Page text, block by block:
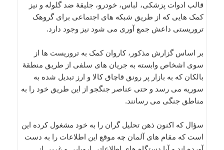
قالب ادوات پزشکی، لباس، خودرو، جلیقۀ ضد گلوله و نیز
کمک هایی که از طریق شبکه های اجتماعی برای گروهک
تروریستی داعش جمع آوری می شود نیز وجود دارد.
بر اساس گزارش مذکور، کاروان کمک به تروریست ها از
سوی اشخاص وابسته به جریان های سلفی از طریق منطقۀ
بالکان که به بازار پر رونق قاچاق کالا و ارز تبدیل شده به
سوریه می رسد و حتی عناصر جنگجو از این طریق خود را به
مناطق جنگی می رسانند.
سؤال که اکنون ذهن تحلیل گران را به خود مشغول کرده این
است که مقام های آلمان چه موقع این اطلاعات را به دست